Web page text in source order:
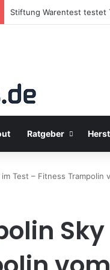
Stiftung Warentest testet
Ratgeber
im Test – Fitness
Sky